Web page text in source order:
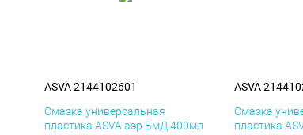
ASVA 2144102601
Смазка универсальная
пластика ASVA аэр БмД 400мл
ASVA
Смазка
пластика